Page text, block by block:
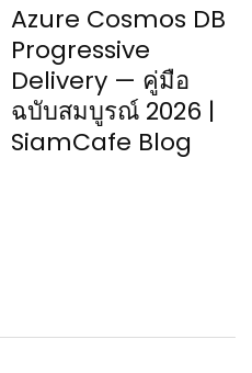
Azure Cosmos DB
Progressive
Delivery — คู่มือ
ฉบับสมบูรณ์ 2026 |
SiamCafe Blog